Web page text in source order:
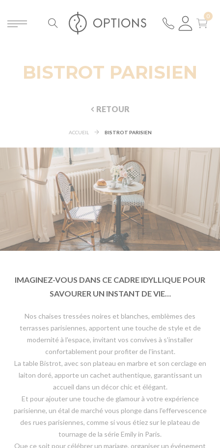
BISTROT PARISIEN
RETOUR
ACCUEIL BISTROT PARISIEN
IMAGINEZ-VOUS DANS CE CADRE IDYLLIQUE POUR
SAVOURER UN INSTANT DE VIE…
Nos chaises tressées noires et blanches, emblèmes des
terrasses parisiennes, apportent une touche de style et de
modernité à l'espace, invitant vos convives à s'installer
confortablement pour profiter de l'instant.
La table Bistrot, avec son plateau en marbre et son cerclage en
laiton doré, apporte un cachet authentique, garantissant un
accueil dans un décor chic et élégant.
Et pour ajouter une touche de glamour à votre expérience
parisienne, un étal de marché vous plonge dans l'effervescence
des rues parisiennes, comme si vous étiez sur le plateau de
tournage de la série Emily in Paris.
Que ce soit pour célébrer un mariage, organiser un événement